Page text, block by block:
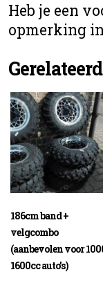
Heb je een
opmerking
186cm band +
velgcombo
(aanbevolen voor
1600cc auto’s)